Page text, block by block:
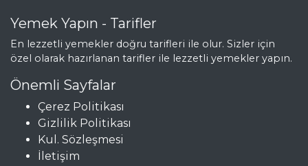
Yemek Yapın - Tarifler
En lezzetli yemekler doğru tarifleri ile olur. Sizler için
özel olarak hazırlanan tarifler ile lezzetli yemekler yapın.
Önemli Sayfalar
Çerez Politikası
Gizlilik Politikası
Kul. Sözleşmesi
İletişim